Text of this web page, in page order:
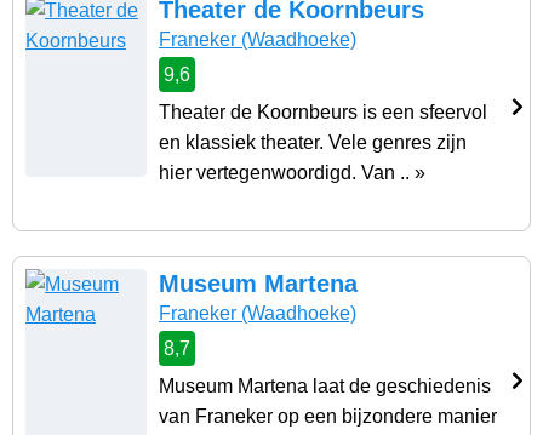
Theater de Koornbeurs
Franeker (Waadhoeke)
9,6
Theater de Koornbeurs is een sfeervol
en klassiek theater. Vele genres zijn
hier vertegenwoordigd. Van .. »
Museum Martena
Franeker (Waadhoeke)
8,7
Museum Martena laat de geschiedenis
van Franeker op een bijzondere manier